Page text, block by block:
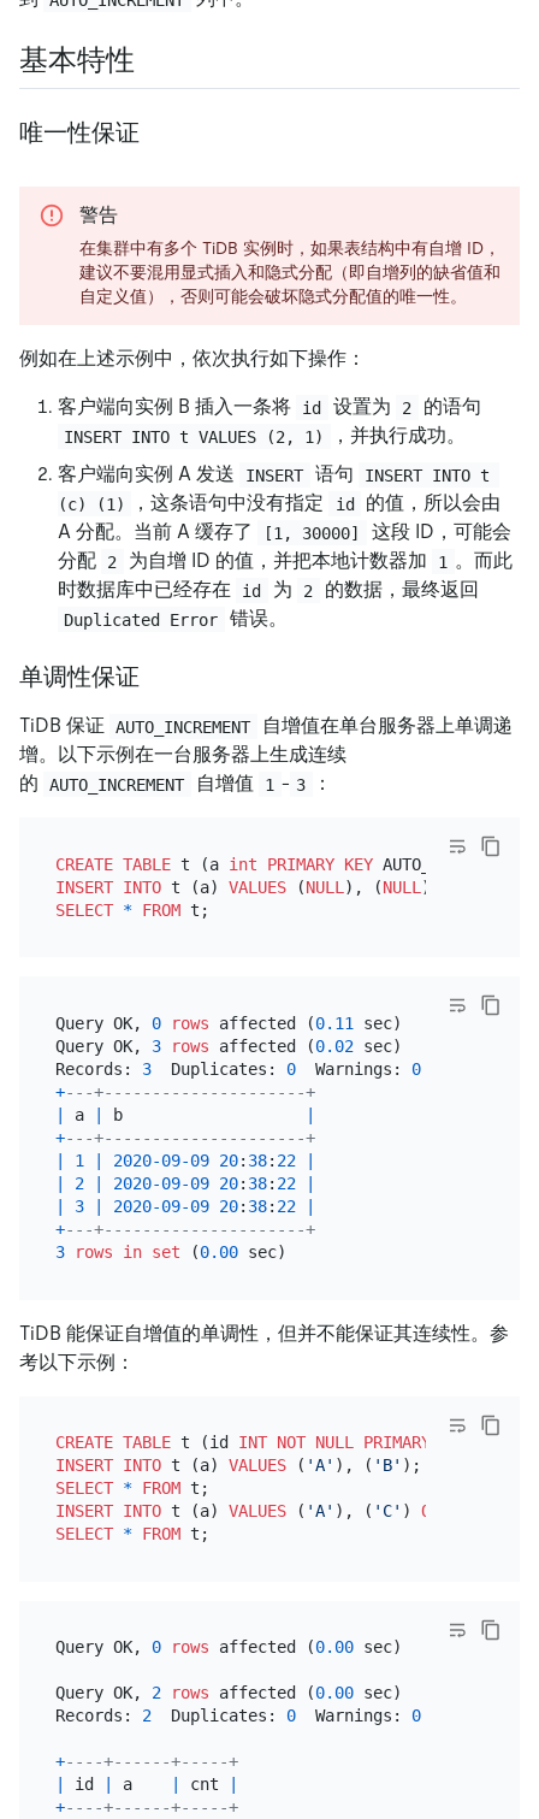
基本特性
唯一性保证
警告
在集群中有多个 TiDB 实例时，如果表结构中有自增 ID，
建议不要混用显式插入和隐式分配（即自增列的缺省值和
自定义值），否则可能会破坏隐式分配值的唯一性。
例如在上述示例中，依次执行如下操作：
客户端向实例 B 插入一条将 id 设置为 2 的语句
INSERT INTO t VALUES (2, 1)
，并执行成功。
客户端向实例 A 发送
INSERT 语句
INSERT INTO t
(c) (1)
，这条语句中没有指定 id
的值，所以会由
A 分配。当前 A 缓存了
[1, 30000]
这段 ID，可能会
分配
2 为自增 ID 的值，并把本地计数器加 1 。而此
时数据库中已经存在
id 为 2 的数据，最终返回
Duplicated Error 错误。
单调性保证
TiDB 保证 AUTO_INCREMENT
自增值在单台服务器上单调递
增。以下示例在一台服务器上生成连续
的
AUTO_INCREMENT 自增值 1 - 3 ：
CREATE TABLE t (a int PRIMARY KEY
INSERT INTO t (a) VALUES (NULL ), (NULL ), (
SELECT * FROM
Query OK, 0 rows affected (0.11 sec)
Query OK, 3 rows affected (0.02 sec)
Records: 3
  Duplicates:
0
  Warnings:
0
+---+---------------------+
a b
+---+---------------------+
1 2020-09-09 20: 38: 22
2 2020-09-09 20: 38: 22
3 2020-09-09 20: 38: 22
+---+---------------------+
3
rows in set (0.00
TiDB 能保证自增值的单调性，但并不能保证其连续性。参
考以下示例：
CREATE TABLE t (id INT NOT NULL PRIMARY KEY
INSERT INTO t (a) VALUES ( 'A' ), ( 'B'
SELECT * FROM
INSERT INTO t (a) VALUES ( 'A' ), ( 'C' ) ON
SELECT * FROM
Query OK, 0 rows affected (0.00 sec)
Query OK, 2 rows affected (0.00 sec)
Records: 2
  Duplicates:
0
  Warnings:
0
+----+------+-----+
id a cnt
+----+------+-----+